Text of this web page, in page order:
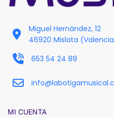
Miguel Hernández, 12
46920 Mislata
653 54 24 89
MI CUENTA